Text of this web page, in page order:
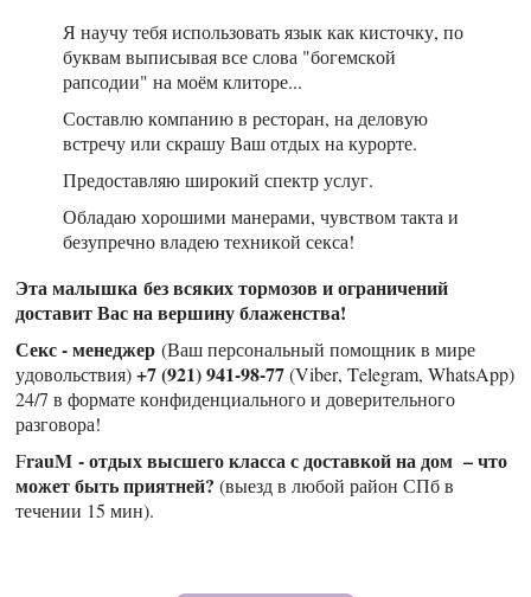
Я научу тебя использовать язык как кисточку, по
буквам выписывая все слова "богемской
рапсодии" на моём клиторе...
Составлю компанию в ресторан, на деловую
встречу или скрашу Ваш отдых на курорте.
Предоставляю широкий спектр услуг.
Обладаю хорошими манерами, чувством такта и
безупречно владею техникой секса!
Эта малышка без всяких тормозов и ограничений
доставит Вас на вершину блаженства!
Секс - менеджер (Ваш персональный помощник в мире
удовольствия)+7 (921) 941-98-77(Viber, Telegram, WhatsApp)
24/7 в формате конфиденциального и доверительного
разговора!
FrauM - отдых высшего класса с доставкой на дом – что
может быть приятней? (выезд в любой район СПб в
течении 15 мин).